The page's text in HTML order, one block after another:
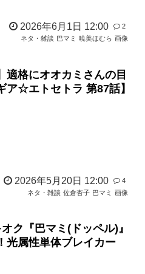
2026年6月1日 12:00
2
ネタ・雑談 巴マミ 暁美ほむら 画像
適格にオオカミさんの目
ア☆エトセトラ 第87話】
2026年5月20日 12:00
4
ネタ・雑談 佐倉杏子 巴マミ 画像
ク『巴マミ(ドッペル)』
光属性単体ブレイカー